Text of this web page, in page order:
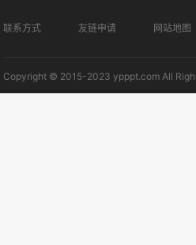
联系方式 友链申请 网站地图
Copyright © 2015-2023 ypppt.com All